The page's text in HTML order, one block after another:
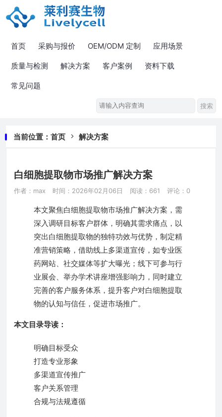
首页 采购与报价 OEM/ODM 定制 应用场景
质量与检测 解决方案 客户案例 资料下载
常见问题
当前位置： 首页 解决方案
白细胞提取物市场推广解决方案
作者：max 时间：2026年02月06日 阅读：661 评论：0
本文聚焦白细胞提取物市场推广解决方案，需
深入调研目标客户群体，明确其需求痛点，以
突出白细胞提取物的独特功效与优势，制定精
准营销策略，借助线上多渠道宣传，如专业医
药网站、社交媒体等扩大曝光；线下可参与行
业展会、举办学术讲座增强影响力，同时建立
完善的客户服务体系，提升客户对白细胞提取
物的认知与信任，促进市场推广。
本文目录导读：
明确目标受众
打造专业形象
多渠道宣传推广
客户关系管理
合规与法规遵循